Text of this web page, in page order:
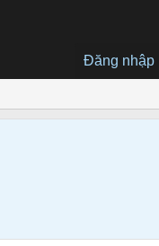
Đăng nhập